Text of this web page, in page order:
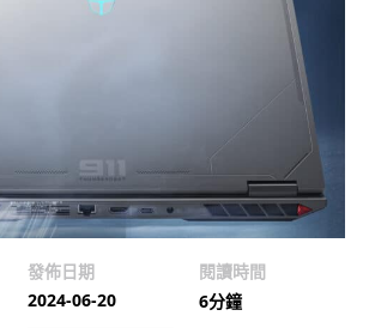
發佈日期
2024-06-20
閱讀時間
6分鐘